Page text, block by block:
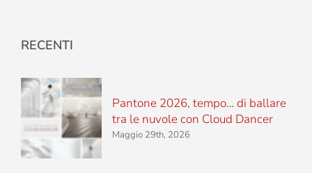
RECENTI
Pantone 2026, tempo… di ballare
tra le nuvole con Cloud Dancer
Maggio 29th, 2026